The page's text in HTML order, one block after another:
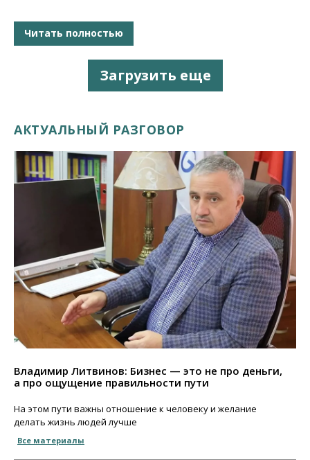
Читать полностью
Загрузить еще
АКТУАЛЬНЫЙ РАЗГОВОР
Владимир Литвинов: Бизнес — это не про деньги,
а про ощущение правильности пути
На этом пути важны отношение к человеку и желание
делать жизнь людей лучше
Все материалы